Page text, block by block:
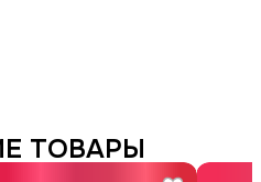
ТОВАРЫ